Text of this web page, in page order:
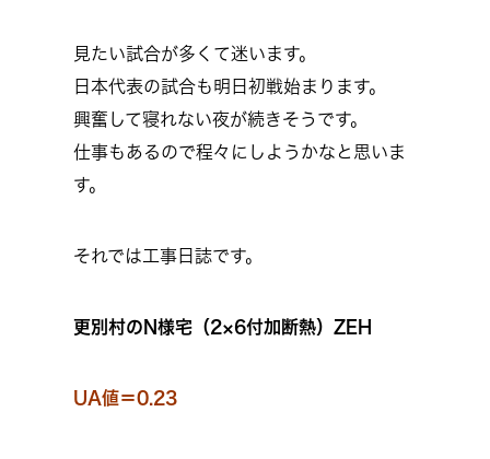
見たい試合が多くて迷います。
日本代表の試合も明日初戦始まります。
興奮して寝れない夜が続きそうです。
仕事もあるので程々にしようかなと思いま
す。
それでは工事日誌です。
更別村のN様宅（2×6付加断熱）ZEH
UA値＝0.23